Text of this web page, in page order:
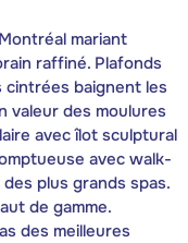
mariant
raffiné. Plafonds
baignent les
valeur des moulures
avec îlot sculptural
avec walk-
plus grands spas.
de gamme.
des meilleures